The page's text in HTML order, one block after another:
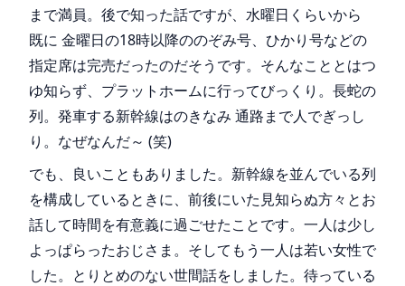
まで満員。後で知った話ですが、水曜日くらいから
既に 金曜日の18時以降ののぞみ号、ひかり号などの
指定席は完売だったのだそうです。そんなこととはつ
ゆ知らず、プラットホームに行ってびっくり。長蛇の
列。発車する新幹線はのきなみ 通路まで人でぎっし
り。なぜなんだ～ (笑)
でも、良いこともありました。新幹線を並んでいる列
を構成しているときに、前後にいた見知らぬ方々とお
話して時間を有意義に過ごせたことです。一人は少し
よっぱらったおじさま。そしてもう一人は若い女性で
した。とりとめのない世間話をしました。待っている